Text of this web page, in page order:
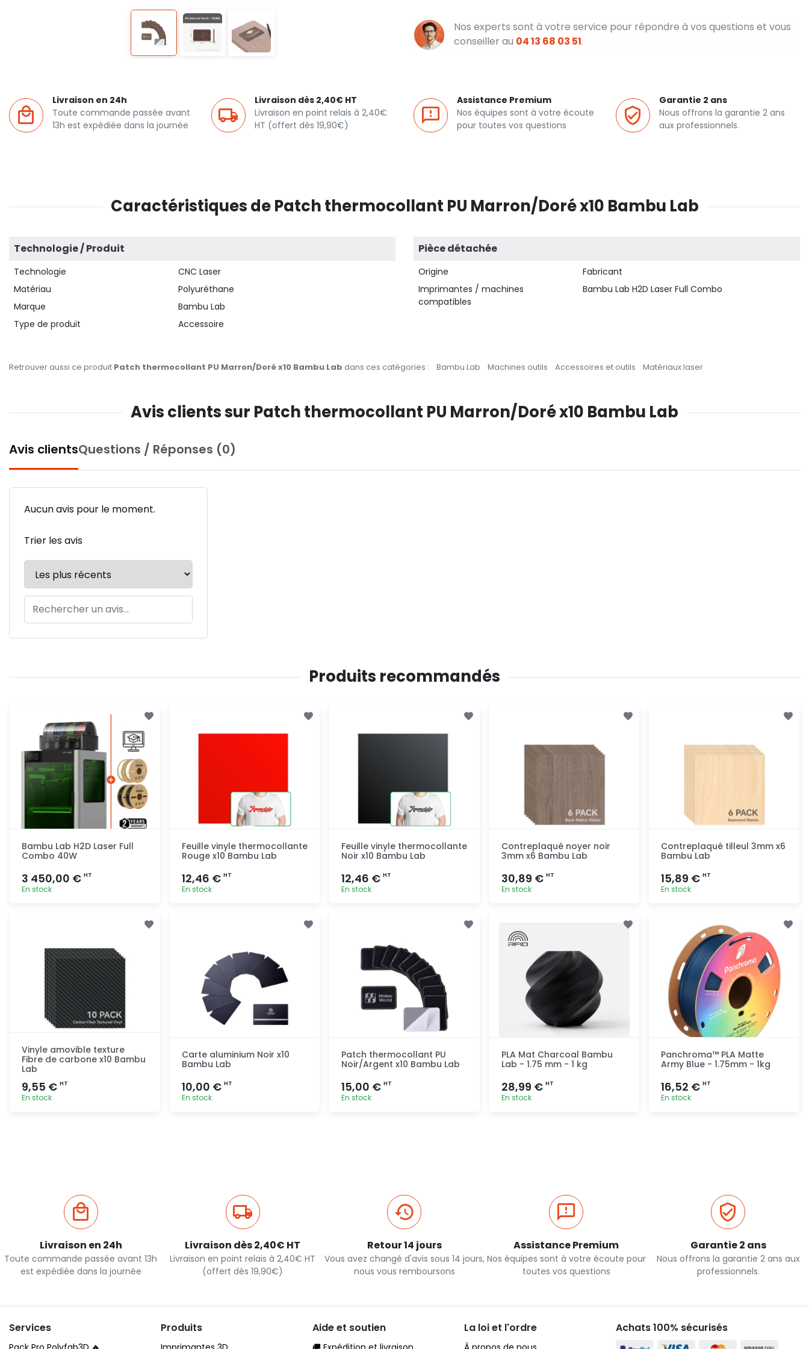
Nos experts sont à votre service pour répondre à vos questions et vous
conseiller au 04 13 68 03 51.
Livraison en 24h
Toute commande passée avant
13h est expédiée dans la journée
Livraison dès 2,40€ HT
Livraison en point relais à 2,40€
HT (offert dès 19,90€)
Assistance Premium
Nos équipes sont à votre écoute
pour toutes vos questions
Garantie 2 ans
Nous offrons la garantie 2 ans
aux professionnels.
Caractéristiques de Patch thermocollant PU Marron/Doré x10 Bambu Lab
Technologie / Produit
Technologie
CNC Laser
Matériau
Polyuréthane
Marque
Bambu Lab
Type de produit
Accessoire
Pièce détachée
Origine
Fabricant
Imprimantes / machines
compatibles
Bambu Lab H2D Laser Full Combo
Retrouver aussi ce produit Patch thermocollant PU Marron/Doré x10 Bambu Lab dans ces catégories : Bambu Lab Machines outils Accessoires et outils Matériaux laser
Avis clients sur Patch thermocollant PU Marron/Doré x10 Bambu Lab
Avis clientsQuestions / Réponses (0)
Aucun avis pour le moment.
Trier les avis
Produits recommandés
Bambu Lab H2D Laser Full
Combo 40W
3 450,00 € HT
En stock
Feuille vinyle thermocollante
Rouge x10 Bambu Lab
12,46 € HT
En stock
Feuille vinyle thermocollante
Noir x10 Bambu Lab
12,46 €HT
En stock
Contreplaqué noyer noir
3mm x6 Bambu Lab
30,89 € HT
En stock
Contreplaqué tilleul 3mm x6
Bambu Lab
15,89 €HT
En stock
Vinyle amovible texture
Fibre de carbone x10 Bambu
Lab
9,55 € HT
En stock
Carte aluminium Noir x10
Bambu Lab
10,00 € HT
En stock
Patch thermocollant PU
Noir/Argent x10 Bambu Lab
15,00 €HT
En stock
PLA Mat Charcoal Bambu
Lab - 1.75 mm - 1 kg
28,99 € HT
En stock
Panchroma™ PLA Matte
Army Blue - 1.75mm - 1kg
16,52 €HT
En stock
Livraison en 24h
Toute commande passée avant 13h
est expédiée dans la journée
Livraison dès 2,40€ HT
Livraison en point relais à 2,40€ HT
(offert dès 19,90€)
Retour 14 jours
Vous avez changé d'avis sous 14 jours,
nous vous remboursons
Assistance Premium
Nos équipes sont à votre écoute pour
toutes vos questions
Garantie 2 ans
Nous offrons la garantie 2 ans aux
professionnels.
Services Produits Aide et soutien La loi et l'ordre Achats 100% sécurisés